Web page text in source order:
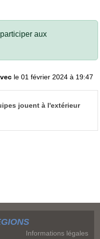
aux
le 01 février 2024 à 19:47
jouent à l'extérieur
Informations légales